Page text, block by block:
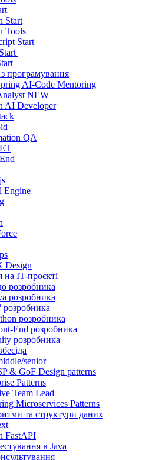
Start
Tools
Start
програмування
AI-Code Mentoring
NEW
AI Developer
QA
Engine
Design
IT-проєкті
розробника
розробника
розробника
розробника
End розробника
розробника
senior
& GoF Design patterns
Patterns
Team Lead
Microservices Patterns
та структури даних
FastAPI
в Java